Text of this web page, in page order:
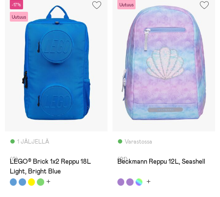
-17%
Uutuus
1 JÄLJELLÄ
(0)
LEGO® Brick 1x2 Reppu 18L
Light, Bright Blue
Uutuus
Varastossa
(91)
Beckmann Reppu 12L, Seashell